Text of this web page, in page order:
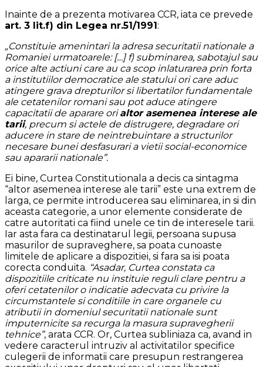
Inainte de a prezenta motivarea CCR, iata ce prevede
art. 3 lit.f) din Legea nr.51/1991:
„Constituie amenintari la adresa securitatii nationale a
Romaniei urmatoarele: […] f) subminarea, sabotajul sau
orice alte actiuni care au ca scop inlaturarea prin forta
a institutiilor democratice ale statului ori care aduc
atingere grava drepturilor si libertatilor fundamentale
ale cetatenilor romani sau pot aduce atingere
capacitatii de aparare orialtor asemenea interese ale
tarii, precum si actele de distrugere, degradare ori
aducere in stare de neintrebuintare a structurilor
necesare bunei desfasurari a vietii social-economice
sau apararii nationale”.
Ei bine, Curtea Constitutionala a decis ca sintagma
“altor asemenea interese ale tarii” este una extrem de
larga, ce permite introducerea sau eliminarea, in si din
aceasta categorie, a unor elemente considerate de
catre autoritati ca fiind unele ce tin de interesele tarii.
Iar asta fara ca destinatarul legii, persoana supusa
masurilor de supraveghere, sa poata cunoaste
limitele de aplicare a dispozitiei, si fara sa isi poata
corecta conduita. “Asadar, Curtea constata ca
dispozitiile criticate nu instituie reguli clare pentru a
oferi cetatenilor o indicatie adecvata cu privire la
circumstantele si conditiile in care organele cu
atributii in domeniul securitatii nationale sunt
imputernicite sa recurga la masura supravegherii
tehnice”, arata CCR. Or, Curtea subliniaza ca, avand in
vedere caracterul intruziv al activitatilor specifice
culegerii de informatii care presupun restrangerea